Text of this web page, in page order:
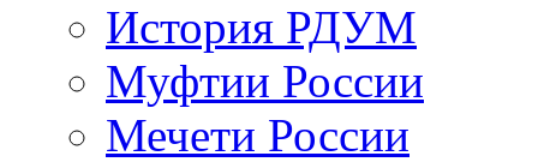
История РДУМ
Муфтии России
Мечети России